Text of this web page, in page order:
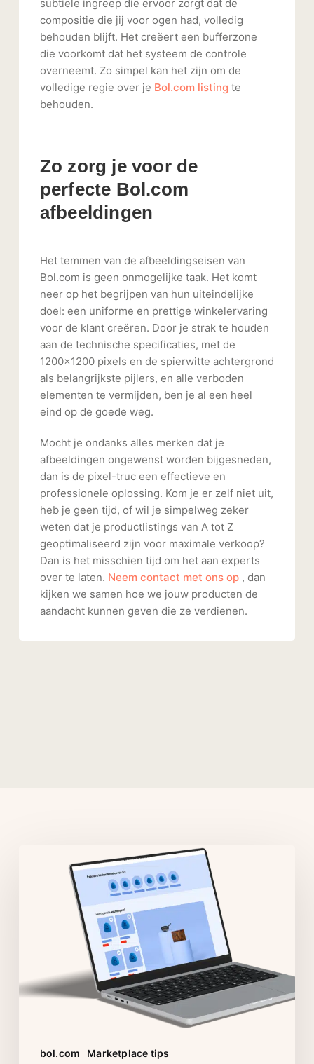
subtiele ingreep die ervoor zorgt dat de
compositie die jij voor ogen had, volledig
behouden blijft. Het creëert een bufferzone
die voorkomt dat het systeem de controle
overneemt. Zo simpel kan het zijn om de
volledige regie over je Bol.com listing te
behouden.
Zo zorg je voor de
perfecte Bol.com
afbeeldingen
Het temmen van de afbeeldingseisen van
Bol.com is geen onmogelijke taak. Het komt
neer op het begrijpen van hun uiteindelijke
doel: een uniforme en prettige winkelervaring
voor de klant creëren. Door je strak te houden
aan de technische specificaties, met de
1200x1200 pixels en de spierwitte achtergrond
als belangrijkste pijlers, en alle verboden
elementen te vermijden, ben je al een heel
eind op de goede weg.
Mocht je ondanks alles merken dat je
afbeeldingen ongewenst worden bijgesneden,
dan is de pixel-truc een effectieve en
professionele oplossing. Kom je er zelf niet uit,
heb je geen tijd, of wil je simpelweg zeker
weten dat je productlistings van A tot Z
geoptimaliseerd zijn voor maximale verkoop?
Dan is het misschien tijd om het aan experts
over te laten. Neem contact met ons op , dan
kijken we samen hoe we jouw producten de
aandacht kunnen geven die ze verdienen.
bol.com Marketplace tips
merkpagina